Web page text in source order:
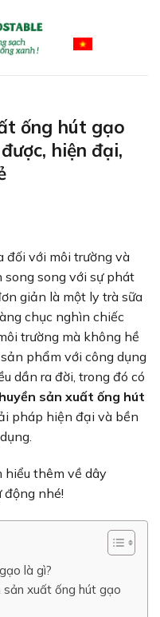
ống hút gạo
hiện đại,
đối với môi trường và
song song với sự phát
giản là một ly trà sữa
chục nghìn chiếc
trường mà không hề
phẩm với công dụng
dần ra đời, trong đó có
sản xuất ống hút
pháp hiện đại và bền
hiểu thêm về dây
động nhé!
là gì?
xuất ống hút gạo